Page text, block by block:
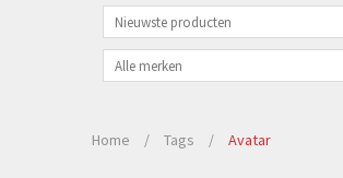
Home / Tags / Avatar